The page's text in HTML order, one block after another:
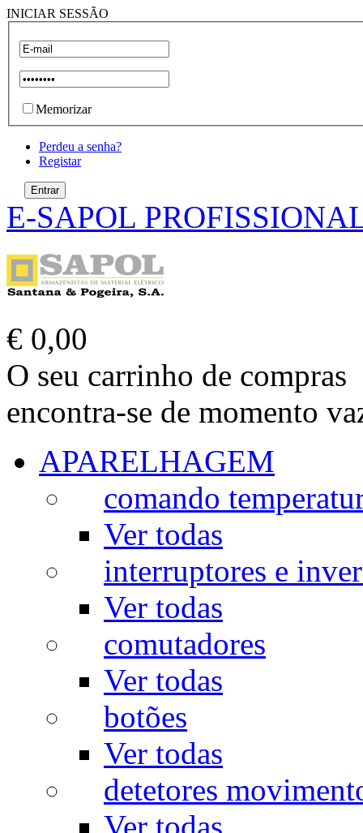
INICIAR SESSÃO
Memorizar
Perdeu a senha?
Registar
E-SAPOL
€ 0,00
O seu carrinho de compras
encontra-se de momento
APARELHAGEM
comando
Ver todas
interruptores e
Ver todas
comutadores
Ver todas
botões
Ver todas
detetores